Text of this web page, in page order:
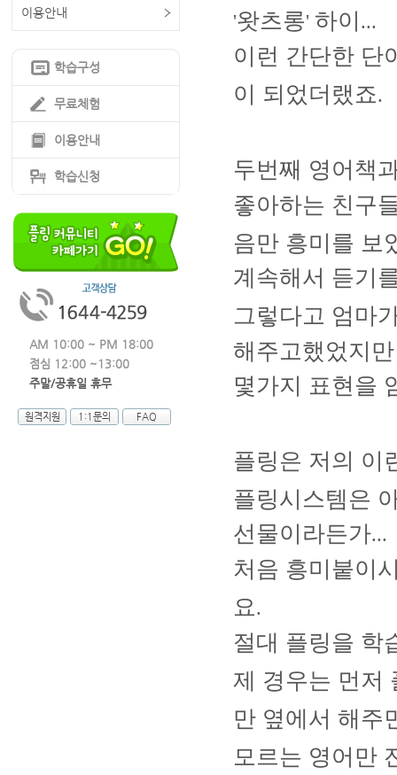
이용안내
학습구성
무료체험
이용안내
학습신청
AM 10:00 ~ PM 18:00
점심 12:00 ~13:00
주말/공휴일 휴무
원격지원 1:1문의 FAQ
'왓츠롱' 하이 ...
이런 간단한 단
이 되었더랬죠.
두번째 영어책
좋아하는 친구
음만 흥미를 보
계속해서 듣기
그렇다고 엄마
해주고했었지만
몇가지 표현을
플링은 저의 이
플링시스템은
선물이라든가...
처음 흥미붙이
요.
절대 플링을 학
제 경우는 먼저
만 옆에서 해주
모르는 영어만